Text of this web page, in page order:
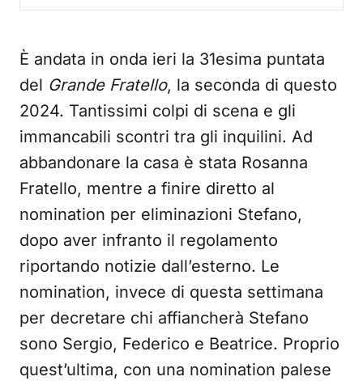
È andata in onda ieri la 31esima puntata
del Grande Fratello, la seconda di questo
2024. Tantissimi colpi di scena e gli
immancabili scontri tra gli inquilini. Ad
abbandonare la casa è stata Rosanna
Fratello, mentre a finire diretto al
nomination per eliminazioni Stefano,
dopo aver infranto il regolamento
riportando notizie dall’esterno. Le
nomination, invece di questa settimana
per decretare chi affiancherà Stefano
sono Sergio, Federico e Beatrice. Proprio
quest’ultima, con una nomination palese